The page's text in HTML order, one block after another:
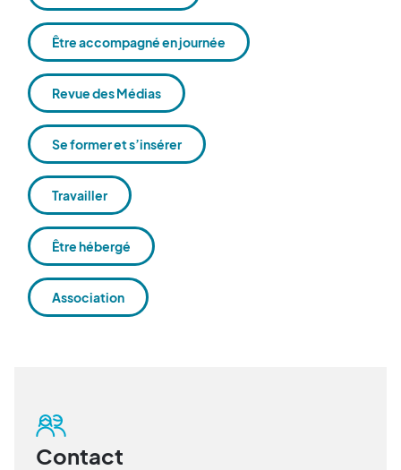
Être accompagné en journée
Revue des Médias
Se former et s’insérer
Travailler
Être hébergé
Association
Contact